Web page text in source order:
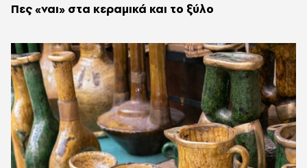
Πες «ναι» στα κεραμικά και το ξύλο